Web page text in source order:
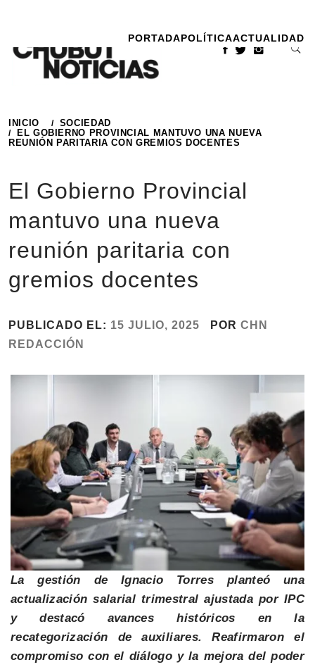
contenido
PORTADAPOLÍTICAACTUALIDAD
INICIO
SOCIEDAD
EL GOBIERNO PROVINCIAL MANTUVO UNA NUEVA
REUNIÓN PARITARIA CON GREMIOS DOCENTES
El Gobierno Provincial
mantuvo una nueva
reunión paritaria con
gremios docentes
PUBLICADO EL: 15 JULIO, 2025 POR CHN
REDACCIÓN
La gestión de Ignacio Torres planteó una
actualización salarial trimestral ajustada por IPC
y destacó avances históricos en la
recategorización de auxiliares. Reafirmaron el
compromiso con el diálogo y la mejora del poder